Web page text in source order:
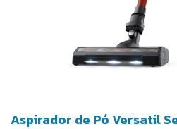
Aspirador de Pó Versatil